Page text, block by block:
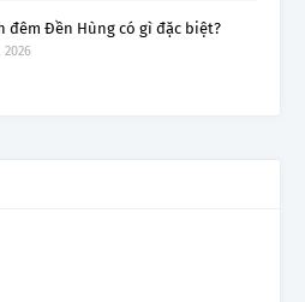
đêm Đền Hùng có gì đặc biệt?
2026